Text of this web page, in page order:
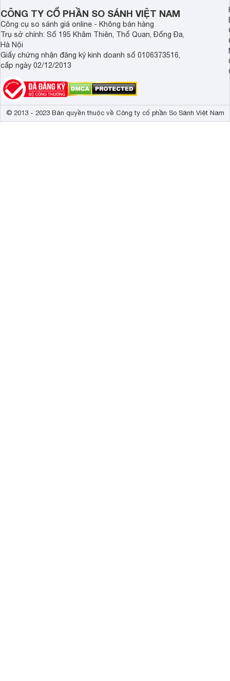
CÔNG TY CỔ PHẦN SO SÁNH VIỆT NAM
Công cụ so sánh giá online - Không bán hàng
Trụ sở chính: Số 195 Khâm Thiên, Thổ Quan, Đống Đa,
Hà Nội
Giấy chứng nhận đăng ký kinh doanh số 0106373516,
cấp ngày 02/12/2013
© 2013 - 2023 Bản quyền thuộc về Công ty cổ phần So Sánh Việt Nam